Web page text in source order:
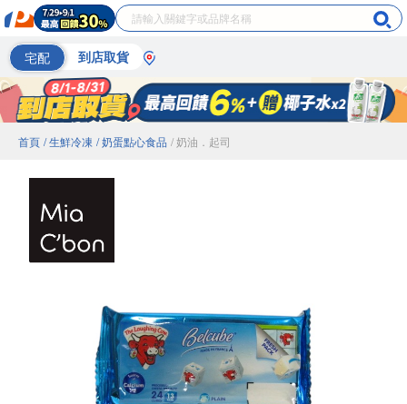
宅配 到店取貨
首頁 / 生鮮冷凍 / 奶蛋點心食品 / 奶油．起司